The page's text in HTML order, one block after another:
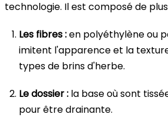
technologie. Il est composé de
Les fibres :en polyéthylène ou
imitent l'apparence et la
types de brins d'herbe.
Le dossier : la base où sont
pour être drainante.